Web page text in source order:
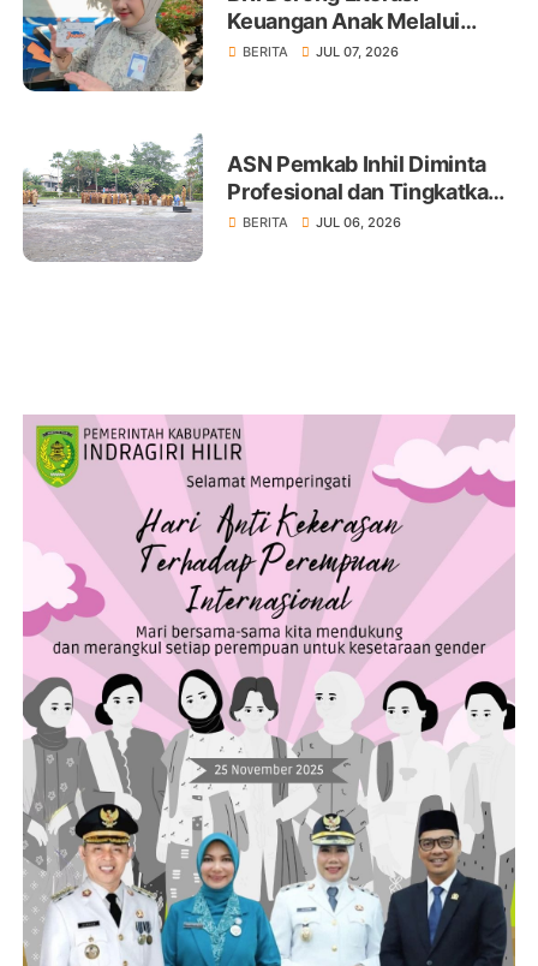
Keuangan Anak Melalui
Produk BritAma Junio
BERITA JUL 07, 2026
ASN Pemkab Inhil Diminta
Profesional dan Tingkatkan
Pelayanan Publik
BERITA JUL 06, 2026